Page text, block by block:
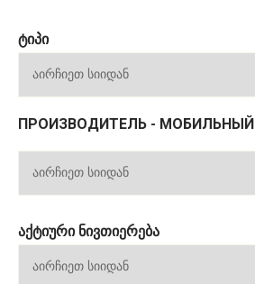
ᲢᲘᲞᲘ
ПРОИЗВОДИТЕЛЬ - МОБИЛЬНЫЙ
ᲐᲥᲢᲘᲣᲠᲘ ᲜᲘᲕᲗᲘᲔᲠᲔᲑᲐ